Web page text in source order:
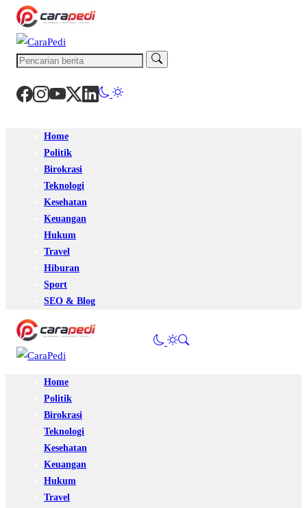
Home
Politik
Birokrasi
Teknologi
Kesehatan
Keuangan
Hukum
Travel
Hiburan
Sport
SEO & Blog
Home
Politik
Birokrasi
Teknologi
Kesehatan
Keuangan
Hukum
Travel